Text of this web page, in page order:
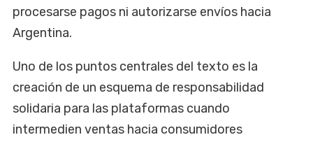
procesarse pagos ni autorizarse envíos hacia
Argentina.
Uno de los puntos centrales del texto es la
creación de un esquema de responsabilidad
solidaria para las plataformas cuando
intermedien ventas hacia consumidores